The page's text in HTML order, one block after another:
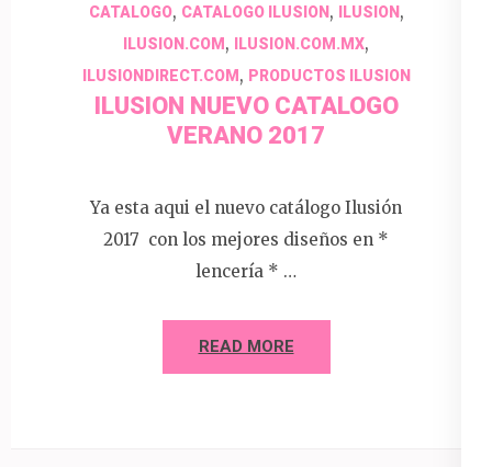
CATALOGO, CATALOGO ILUSION, ILUSION,
ILUSION.COM , ILUSION.COM.MX,
ILUSIONDIRECT.COM , PRODUCTOS ILUSION
ILUSION NUEVO CATALOGO
VERANO 2017
Ya esta aqui el nuevo catálogo Ilusión
2017 con los mejores diseños en *
lencería * …
READ MORE